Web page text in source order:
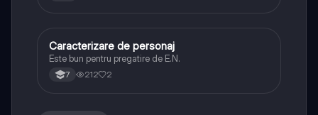
Limba și literatura română
Caracterizare de personaj
Este bun pentru pregatire de E.N.
7 212 2